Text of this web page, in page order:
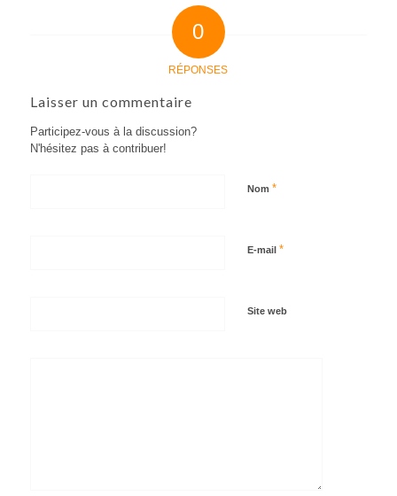
0
RÉPONSES
Laisser un commentaire
Participez-vous à la discussion?
N'hésitez pas à contribuer!
Nom *
E-mail *
Site web